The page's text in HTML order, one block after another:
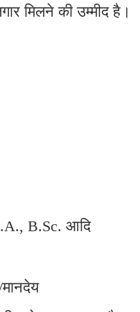
मिलने की उम्मीद है।
B.Sc. आदि